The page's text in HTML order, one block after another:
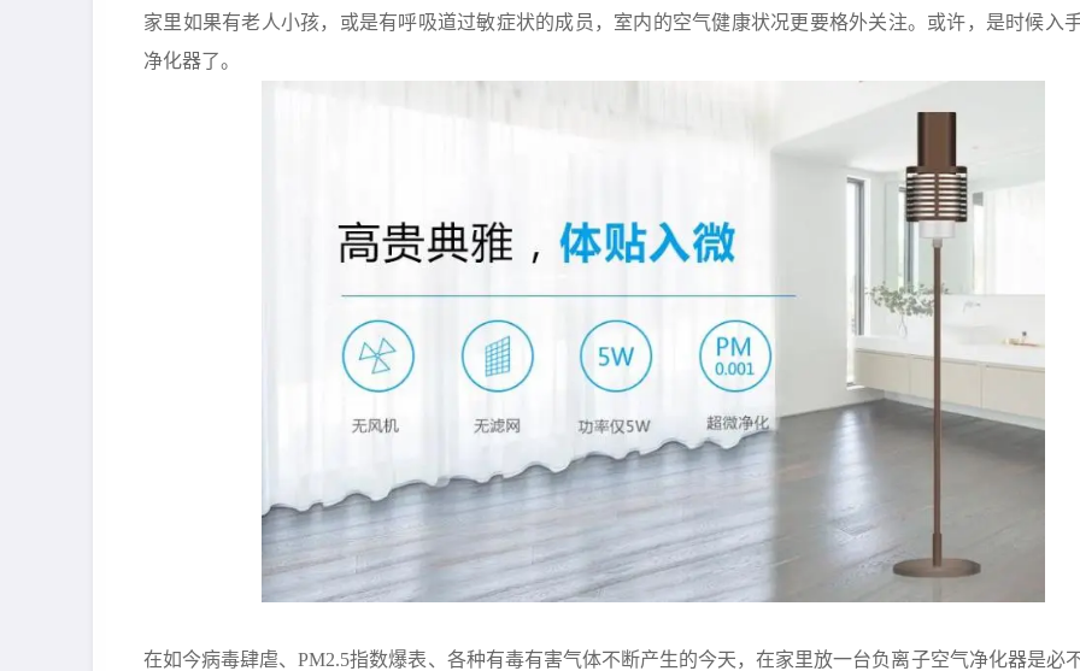
家里如果有老人小孩，或是有呼吸道过敏症状的成员，室内的空气健康状况更要格外关注。或许，是时候入
净化器了。
在如今病毒肆虐、PM2.5指数爆表、各种有毒有害气体不断产生的今天，在家里放一台负离子空气净化器是必